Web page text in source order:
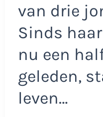
van drie
Sinds
nu een
geleden,
leven…